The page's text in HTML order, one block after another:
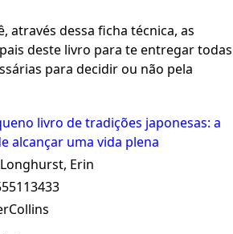
através dessa ficha técnica, as
deste livro para te entregar todas
para decidir ou não pela
livro de tradições japonesas: a
alcançar uma vida plena
Erin